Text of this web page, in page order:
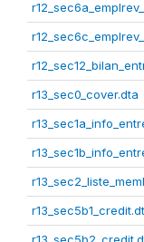
r13_sec0_cover.dta